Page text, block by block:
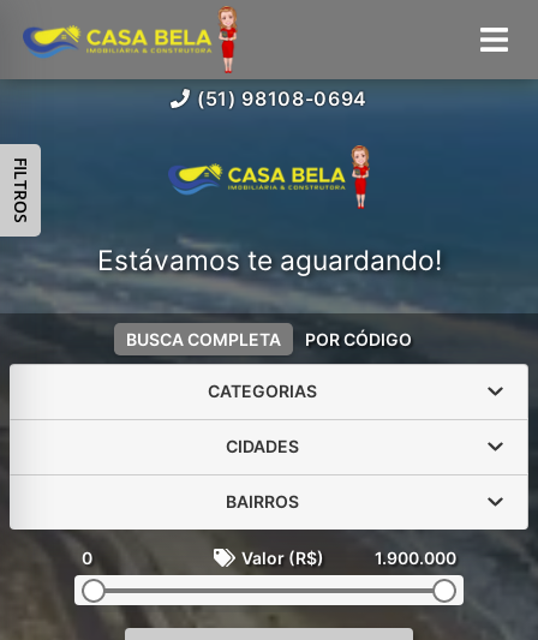
(51) 98108-0694
Estávamos te aguardando!
BUSCA COMPLETA POR CÓDIGO
CATEGORIAS
CIDADES
BAIRROS
0 Valor (R$) 1.900.000
FILTROS